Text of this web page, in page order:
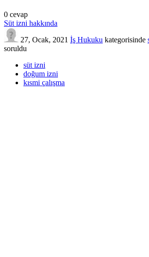
0 cevap
Süt izni hakkında
27, Ocak, 2021 İş Hukuku kategorisinde
soruldu
süt izni
doğum izni
kısmi çalışma